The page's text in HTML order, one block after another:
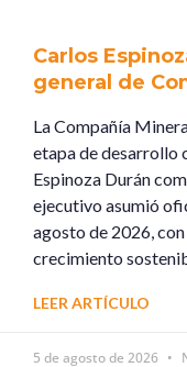
Carlos
general de
La Compañía
etapa de desarrollo
Espinoza Durán
ejecutivo asumió
agosto de 2026,
crecimiento
LEER ARTÍCULO
5 de agosto de 2026